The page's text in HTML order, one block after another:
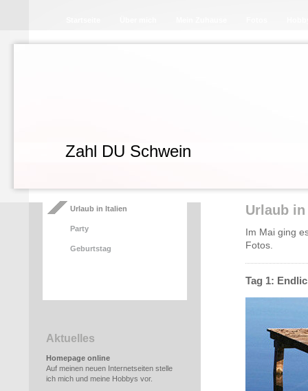
Zahl DU Schwein
Urlaub in Italien
Party
Geburtstag
Aktuelles
Homepage online
Auf meinen neuen Internetseiten stelle
ich mich und meine Hobbys vor.
Urlaub
Im Mai ging
Fotos.
Tag 1: